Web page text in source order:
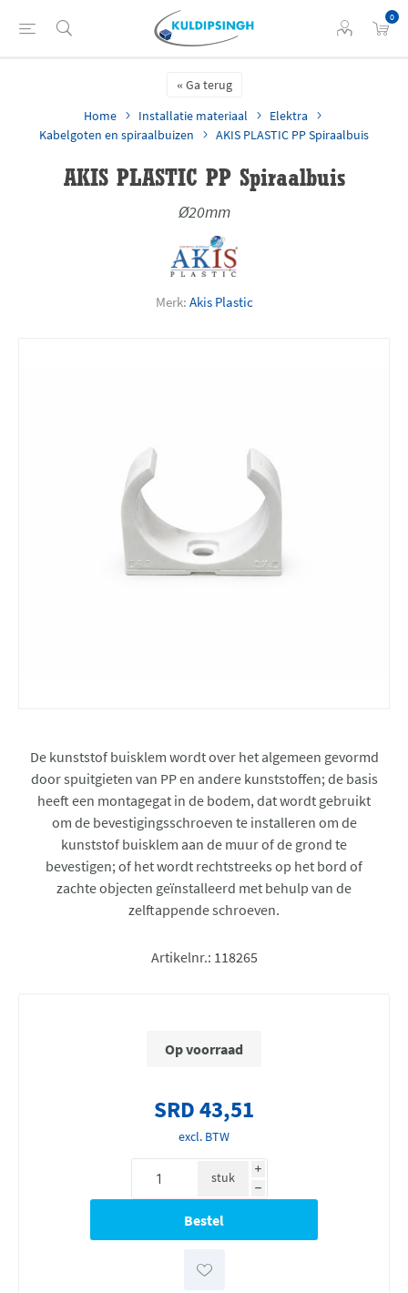
0
Ga terug
Home
Installatie materiaal
Elektra
Kabelgoten en spiraalbuizen
AKIS PLASTIC PP Spiraalbuis
AKIS PLASTIC PP Spiraalbuis
Ø20mm
Merk: Akis Plastic
De kunststof buisklem wordt over het algemeen gevormd
door spuitgieten van PP en andere kunststoffen; de basis
heeft een montagegat in de bodem, dat wordt gebruikt
om de bevestigingsschroeven te installeren om de
kunststof buisklem aan de muur of de grond te
bevestigen; of het wordt rechtstreeks op het bord of
zachte objecten geïnstalleerd met behulp van de
zelftappende schroeven.
Artikelnr.: 118265
Op voorraad
SRD 43,51
excl. BTW
i
h
stuk